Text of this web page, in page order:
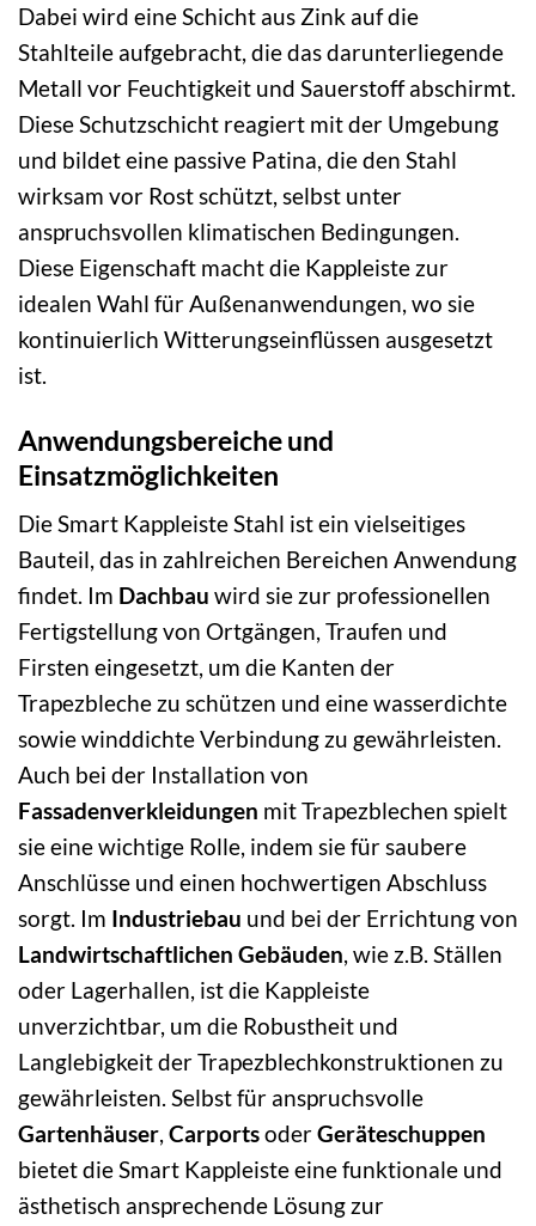
Dabei wird eine Schicht aus Zink auf die
Stahlteile aufgebracht, die das darunterliegende
Metall vor Feuchtigkeit und Sauerstoff abschirmt.
Diese Schutzschicht reagiert mit der Umgebung
und bildet eine passive Patina, die den Stahl
wirksam vor Rost schützt, selbst unter
anspruchsvollen klimatischen Bedingungen.
Diese Eigenschaft macht die Kappleiste zur
idealen Wahl für Außenanwendungen, wo sie
kontinuierlich Witterungseinflüssen ausgesetzt
ist.
Anwendungsbereiche und
Einsatzmöglichkeiten
Die Smart Kappleiste Stahl ist ein vielseitiges
Bauteil, das in zahlreichen Bereichen Anwendung
findet. Im Dachbau wird sie zur professionellen
Fertigstellung von Ortgängen, Traufen und
Firsten eingesetzt, um die Kanten der
Trapezbleche zu schützen und eine wasserdichte
sowie winddichte Verbindung zu gewährleisten.
Auch bei der Installation von
Fassadenverkleidungen mit Trapezblechen spielt
sie eine wichtige Rolle, indem sie für saubere
Anschlüsse und einen hochwertigen Abschluss
sorgt. Im Industriebau und bei der Errichtung von
Landwirtschaftlichen Gebäuden, wie z.B. Ställen
oder Lagerhallen, ist die Kappleiste
unverzichtbar, um die Robustheit und
Langlebigkeit der Trapezblechkonstruktionen zu
gewährleisten. Selbst für anspruchsvolle
Gartenhäuser, CarportsoderGeräteschuppen
bietet die Smart Kappleiste eine funktionale und
ästhetisch ansprechende Lösung zur